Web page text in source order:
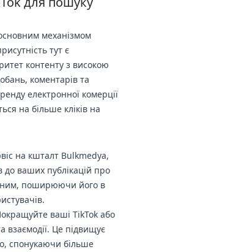
механізмом
тут є
контенту з високою
коментарів та
електронної комерції
на більше кліків на
на кшталт Bulkmedya,
до ваших публікацій про
поширюючи його в
ваші TikTok або
взаємодії. Це підвищує
спонукаючи більше